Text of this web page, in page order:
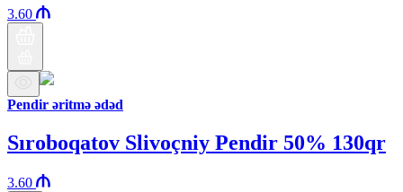
3.60
Pendir əritmə ədəd
Sıroboqatov Slivoçniy Pendir 50% 130qr
3.60